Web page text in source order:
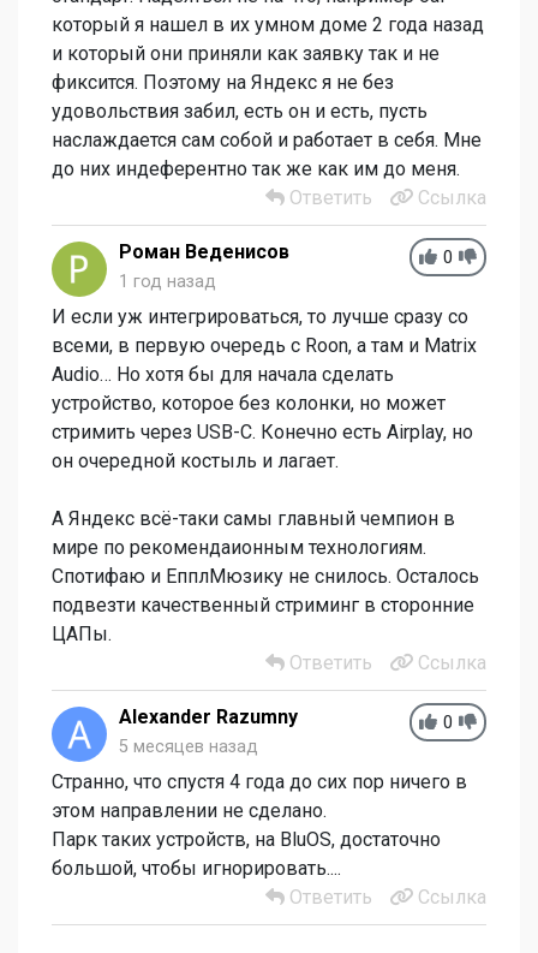
который я нашел в их умном доме 2 года назад
и который они приняли как заявку так и не
фиксится. Поэтому на Яндекс я не без
удовольствия забил, есть он и есть, пусть
наслаждается сам собой и работает в себя. Мне
до них индеферентно так же как им до меня.
Ответить
Ссылка
0
Роман Веденисов
1 год назад
И если уж интегрироваться, то лучше сразу со
всеми, в первую очередь с Roon, а там и Matrix
Audio… Но хотя бы для начала сделать
устройство, которое без колонки, но может
стримить через USB-C. Конечно есть Airplay, но
он очередной костыль и лагает.
А Яндекс всё-таки самы главный чемпион в
мире по рекомендаионным технологиям.
Спотифаю и ЕпплМюзику не снилось. Осталось
подвезти качественный стриминг в сторонние
ЦАПы.
Ответить
Ссылка
0
Alexander Razumny
5 месяцев назад
Странно, что спустя 4 года до сих пор ничего в
этом направлении не сделано.
Парк таких устройств, на BluOS, достаточно
большой, чтобы игнорировать....
Ответить
Ссылка